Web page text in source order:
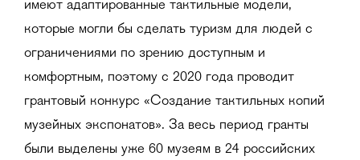
имеют адаптированные тактильные модели,
которые могли бы сделать туризм для людей с
ограничениями по зрению доступным и
комфортным, поэтому с 2020 года проводит
грантовый конкурс «Создание тактильных копий
музейных экспонатов». За весь период гранты
были выделены уже 60 музеям в 24 российских